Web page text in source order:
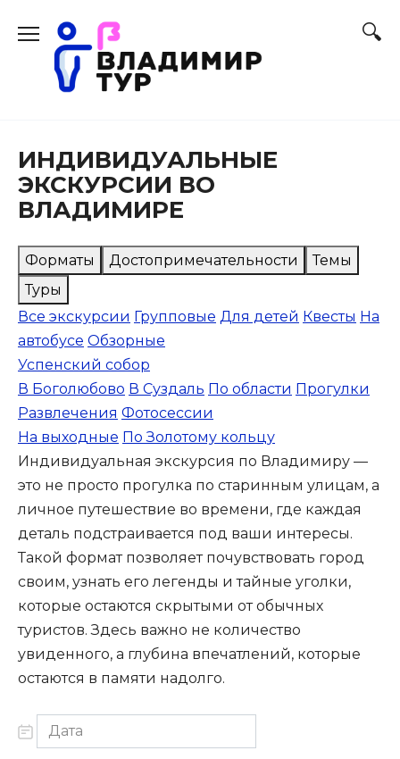
содержанию
ИНДИВИДУАЛЬНЫЕ
ЭКСКУРСИИ ВО
ВЛАДИМИРЕ
Форматы Достопримечательности
Темы
Туры
Все экскурсии Групповые Для детей Квесты На
автобусе Обзорные
Успенский собор
В Боголюбово В Суздаль По области Прогулки
Развлечения Фотосессии
На выходные По Золотому кольцу
Индивидуальная экскурсия по Владимиру —
это не просто прогулка по старинным улицам, а
личное путешествие во времени, где каждая
деталь подстраивается под ваши интересы.
Такой формат позволяет почувствовать город
своим, узнать его легенды и тайные уголки,
которые остаются скрытыми от обычных
туристов. Здесь важно не количество
увиденного, а глубина впечатлений, которые
остаются в памяти надолго.